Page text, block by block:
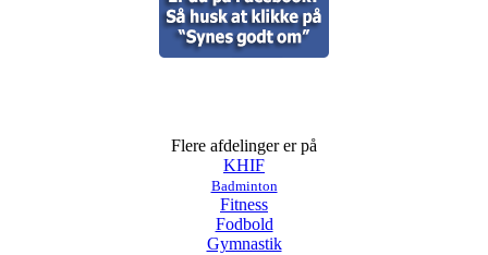
Flere afdelinger er på
KHIF
Badminton
Fitness
Fodbold
Gymnastik